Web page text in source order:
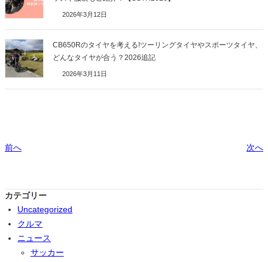
2026年3月12日
CB650Rのタイヤを考える!ツーリングタイヤやスポーツタイヤ、
どんなタイヤが合う？2026追記
2026年3月11日
前へ 次へ
カテゴリー
Uncategorized
クルマ
ニュース
サッカー